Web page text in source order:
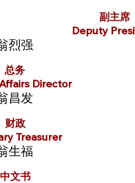
副主席
Deputy
烈强
总务
Director
昌发
财政
Treasurer
生福
中文书